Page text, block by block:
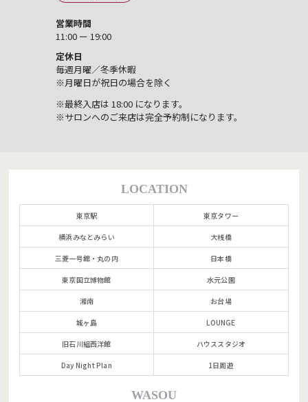
営業時間
11:00 ー 19:00
定休日
毎週月曜／冬季休暇
※月曜日が祝日の場合を除く
※最終入店は 18:00 になります。
※サロンへのご来店は完全予約制になります。
LOCATION
東京駅 東京タワー
横浜みなとみらい 大桟橋
三菱一号館・丸の内 日本橋
東京国立博物館 水元公園
湘南 お台場
城ヶ島 LOUNGE
旧石川組西洋館 ハウススタジオ
Day Night Plan 1日周遊
WASOU